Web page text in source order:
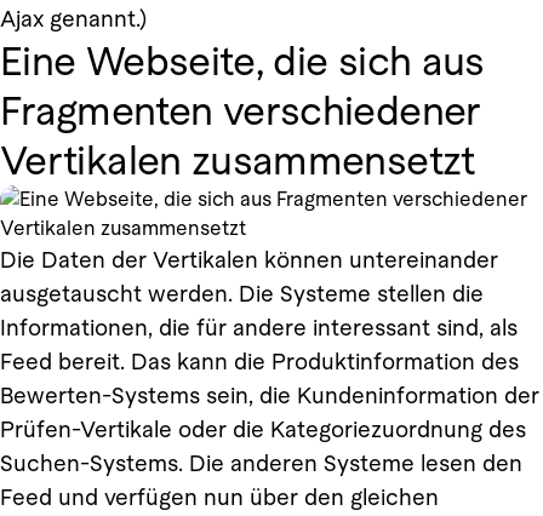
Ajax genannt.)
Eine Webseite, die sich aus
Fragmenten verschiedener
Vertikalen zusammensetzt
Die Daten der Vertikalen können untereinander
ausgetauscht werden. Die Systeme stellen die
Informationen, die für andere interessant sind, als
Feed bereit. Das kann die Produktinformation des
Bewerten-Systems sein, die Kundeninformation der
Prüfen-Vertikale oder die Kategoriezuordnung des
Suchen-Systems. Die anderen Systeme lesen den
Feed und verfügen nun über den gleichen